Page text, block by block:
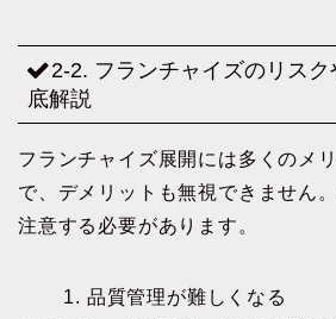
2-2. フランチャイズのリス
底解説
フランチャイズ展開には多くのメ
で、デメリットも無視できません
注意する必要があります。
1. 品質管理が難しくなる